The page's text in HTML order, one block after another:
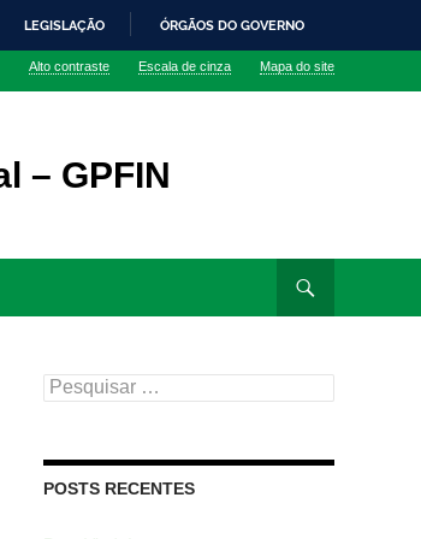
LEGISLAÇÃO ÓRGÃOS DO GOVERNO
Alto contraste Escala de cinza Mapa do site
– GPFIN
Pesquisar
por:
POSTS RECENTES